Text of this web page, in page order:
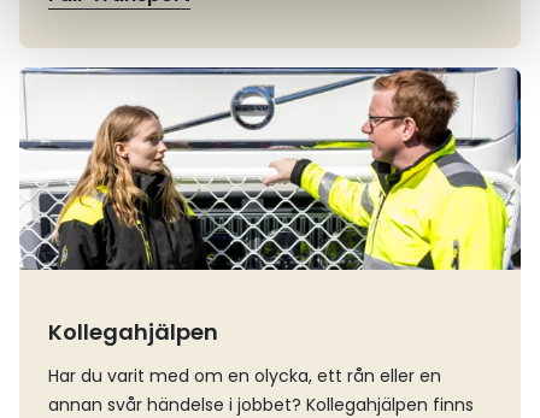
Kollegahjälpen
Har du varit med om en olycka, ett rån eller en
annan svår händelse i jobbet? Kollegahjälpen finns
Läs mer